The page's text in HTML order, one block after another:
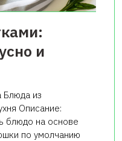
и
из
Описание:
блюдо на основе
по умолчанию